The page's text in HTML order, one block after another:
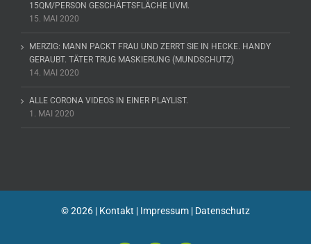
15QM/PERSON GESCHÄFTSFLÄCHE UVM.
15. MAI 2020
MERZIG: MANN PACKT FRAU UND ZERRT SIE IN HECKE. HANDY
GERAUBT. TÄTER TRUG MASKIERUNG (MUNDSCHUTZ)
14. MAI 2020
ALLE CORONA VIDEOS IN EINER PLAYLIST.
1. MAI 2020
©2026 | Kontakt | Impressum | Datenschutz